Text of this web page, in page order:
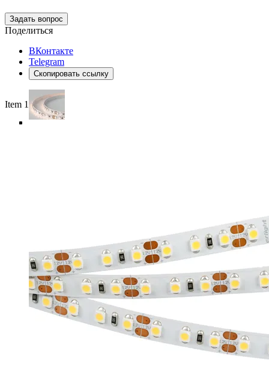
Задать вопрос
Поделиться
ВКонтакте
Telegram
Скопировать ссылку
Item 1 of 6